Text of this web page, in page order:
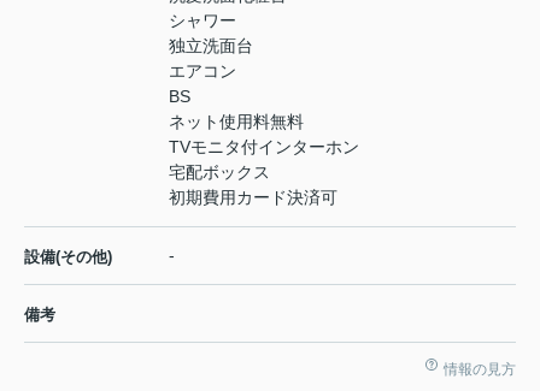
シャワー
独立洗面台
エアコン
BS
ネット使用料無料
TVモニタ付インターホン
宅配ボックス
初期費用カード決済可
設備(その他) -
備考
情報の見方